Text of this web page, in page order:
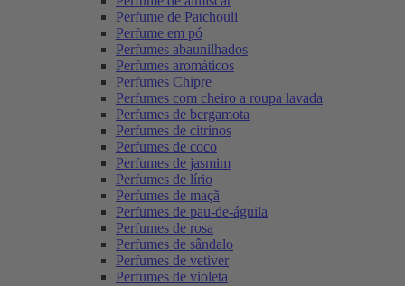
Perfume de Patchouli
Perfume em pó
Perfumes abaunilhados
Perfumes aromáticos
Perfumes Chipre
Perfumes com cheiro a roupa lavada
Perfumes de bergamota
Perfumes de citrinos
Perfumes de coco
Perfumes de jasmim
Perfumes de lírio
Perfumes de maçã
Perfumes de pau-de-águila
Perfumes de rosa
Perfumes de sândalo
Perfumes de vetiver
Perfumes de violeta